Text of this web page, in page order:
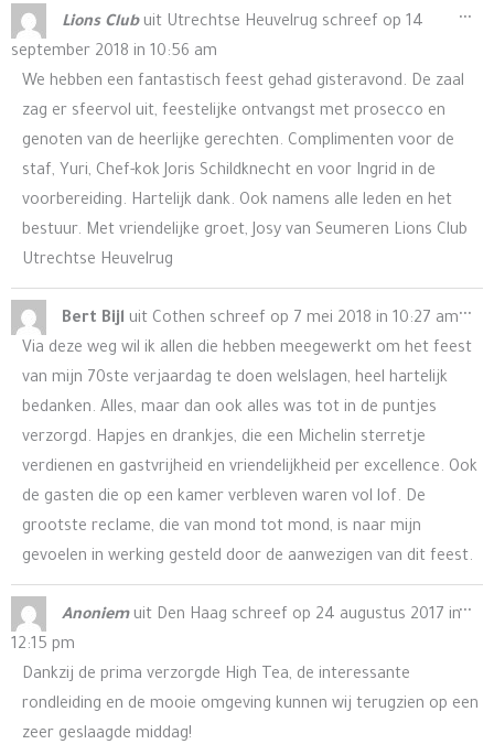
Lions Club uit Utrechtse Heuvelrug schreef op 14
september 2018 in 10:56 am
We hebben een fantastisch feest gehad gisteravond. De zaal
zag er sfeervol uit, feestelijke ontvangst met prosecco en
genoten van de heerlijke gerechten. Complimenten voor de
staf, Yuri, Chef-kok Joris Schildknecht en voor Ingrid in de
voorbereiding. Hartelijk dank. Ook namens alle leden en het
bestuur. Met vriendelijke groet, Josy van Seumeren Lions Club
Utrechtse Heuvelrug
...
Bert Bijl uit Cothen schreef op 7 mei 2018 in 10:27 am
Via deze weg wil ik allen die hebben meegewerkt om het feest
van mijn 70ste verjaardag te doen welslagen, heel hartelijk
bedanken. Alles, maar dan ook alles was tot in de puntjes
verzorgd. Hapjes en drankjes, die een Michelin sterretje
verdienen en gastvrijheid en vriendelijkheid per excellence. Ook
de gasten die op een kamer verbleven waren vol lof. De
grootste reclame, die van mond tot mond, is naar mijn
gevoelen in werking gesteld door de aanwezigen van dit feest.
...
Anoniem uit Den Haag schreef op 24 augustus 2017 in
12:15 pm
Dankzij de prima verzorgde High Tea, de interessante
rondleiding en de mooie omgeving kunnen wij terugzien op een
zeer geslaagde middag!
...